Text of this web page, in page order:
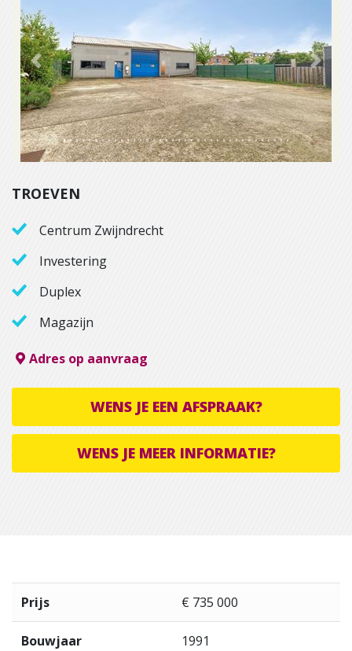
Previous Next
TROEVEN
Centrum Zwijndrecht
Investering
Duplex
Magazijn
Adres op aanvraag
WENS JE EEN AFSPRAAK?
WENS JE MEER INFORMATIE?
Prijs € 735 000
Bouwjaar 1991